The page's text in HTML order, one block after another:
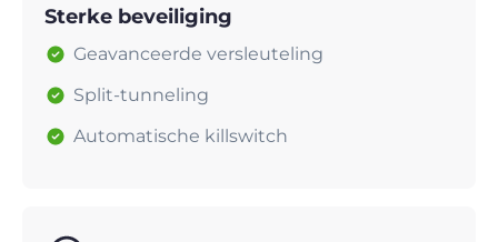
Sterke beveiliging
Geavanceerde versleuteling
Split-tunneling
Automatische killswitch